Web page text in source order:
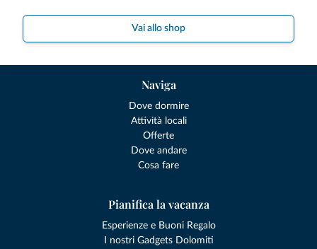
Vai allo shop
Naviga
Dove dormire
Attività locali
Offerte
Dove andare
Cosa fare
Pianifica la vacanza
Esperienze e Buoni Regalo
I nostri Gadgets Dolomiti